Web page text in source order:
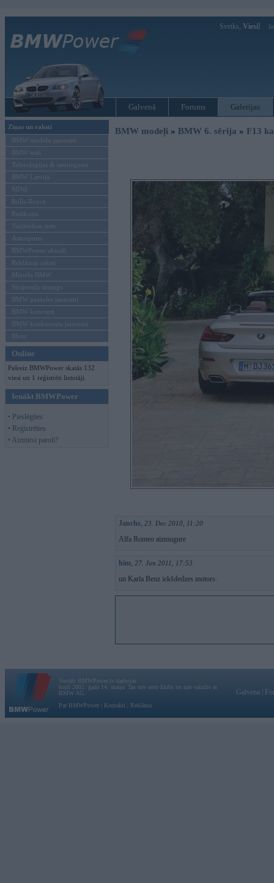
Sveiks, Viesi!
Galvenā Forums Galerijas
Ziņas un raksti
BMW modeļu jaunumi
BMW testi
Tehnoloģijas & sasniegumi
BMW Latvijā
MINI
Rolls-Royce
Pasākumi
Vadāmības tests
Autosports
BMWPower aktuāli
Reklāmas raksti
Mēneša BMW
Sērijveida tūnings
BMW pasaules jaunumi
BMW koncepti
BMW konkurentu jaunumi
Moto
Online
Pašreiz BMWPower skatās 132
viesi un 1 reģistrēti lietotāji.
Ienākt BMWPower
• Pieslēgties
• Reģistrēties
• Aizmirsi paroli?
BMW modeļi » BMW 6. sērija » F13
Janchs, 23. Dec 2010, 11:20
Alfa Romeo aizmugure
him, 27. Jan 2011, 17:53
un Karla Benz iekšdedzes motors.
Vortāls BMWPower.lv darbojas
kopš 2002. gada 14. maija. Tas nav auto klubs un nav saistīts ar
BMW AG.
Par BMWPower
Kontakti Reklāma
Galvena